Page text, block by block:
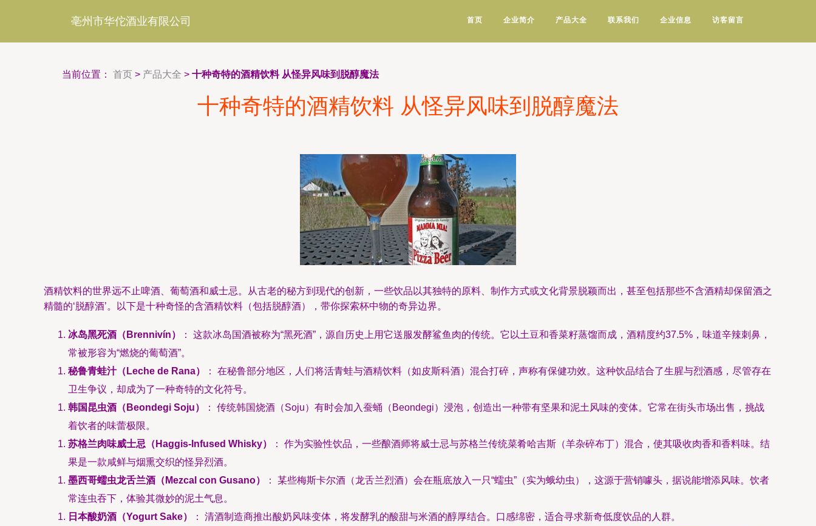
亳州市华佗酒业有限公司 首页 企业简介 产品大全 联系我们 企业信息 访客留言
当前位置： 首页 > 产品大全 > 十种奇特的酒精饮料 从怪异风味到脱醇魔法
十种奇特的酒精饮料 从怪异风味到脱醇魔法
酒精饮料的世界远不止啤酒、葡萄酒和威士忌。从古老的秘方到现代的创新，一些饮品以其独特的原料、制作方式或文化背景脱颖而出，甚至包括那些不含酒精却保留酒之
精髓的‘脱醇酒’。以下是十种奇怪的含酒精饮料（包括脱醇酒），带你探索杯中物的奇异边界。
冰岛黑死酒（Brennivín）
： 这款冰岛国酒被称为“黑死酒”，源自历史上用它送服发酵鲨鱼肉的传统。它以土豆和香菜籽蒸馏而成，酒精度约37.5%，味道辛辣刺鼻，
常被形容为“燃烧的葡萄酒”。
秘鲁青蛙汁（Leche de Rana）
： 在秘鲁部分地区，人们将活青蛙与酒精饮料（如皮斯科酒）混合打碎，声称有保健功效。这种饮品结合了生腥与烈酒感，尽管存在
卫生争议，却成为了一种奇特的文化符号。
韩国昆虫酒（Beondegi Soju）
： 传统韩国烧酒（Soju）有时会加入蚕蛹（Beondegi）浸泡，创造出一种带有坚果和泥土风味的变体。它常在街头市场出售，挑战
着饮者的味蕾极限。
苏格兰肉味威士忌（Haggis-Infused Whisky）
： 作为实验性饮品，一些酿酒师将威士忌与苏格兰传统菜肴哈吉斯（羊杂碎布丁）混合，使其吸收肉香和香料味。结
果是一款咸鲜与烟熏交织的怪异烈酒。
墨西哥蠕虫龙舌兰酒（Mezcal con Gusano）
： 某些梅斯卡尔酒（龙舌兰烈酒）会在瓶底放入一只“蠕虫”（实为蛾幼虫），这源于营销噱头，据说能增添风味。饮者
常连虫吞下，体验其微妙的泥土气息。
日本酸奶酒（Yogurt Sake）
： 清酒制造商推出酸奶风味变体，将发酵乳的酸甜与米酒的醇厚结合。口感绵密，适合寻求新奇低度饮品的人群。